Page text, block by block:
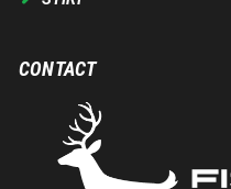
CONTACT